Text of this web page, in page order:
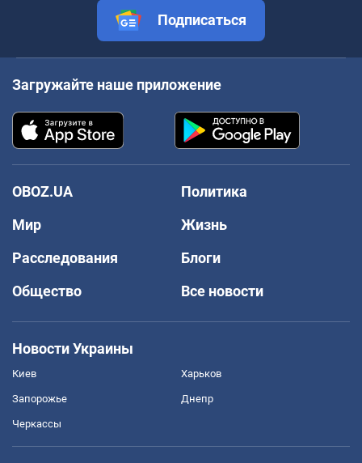
Подписаться
Загружайте наше приложение
OBOZ.UA
Политика
Мир
Жизнь
Расследования
Блоги
Общество
Все новости
Новости Украины
Киев Харьков
Запорожье Днепр
Черкассы